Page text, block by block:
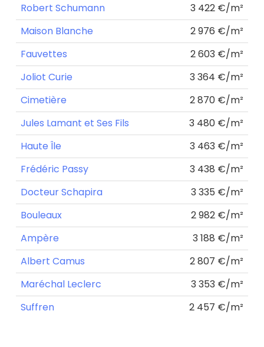
Robert Schumann
3 422 €/m²
Maison Blanche
2 976 €/m²
Fauvettes
2 603 €/m²
Joliot Curie
3 364 €/m²
Cimetière
2 870 €/m²
Jules Lamant et Ses Fils
3 480 €/m²
Haute Île
3 463 €/m²
Frédéric Passy
3 438 €/m²
Docteur Schapira
3 335 €/m²
Bouleaux
2 982 €/m²
Ampère
3 188 €/m²
Albert Camus
2 807 €/m²
Maréchal Leclerc
3 353 €/m²
Suffren
2 457 €/m²